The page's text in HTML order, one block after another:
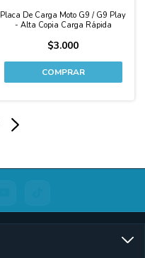
Placa De Carga Moto G9 / G9 Play
- Alta Copia Carga Rápida
$3.000